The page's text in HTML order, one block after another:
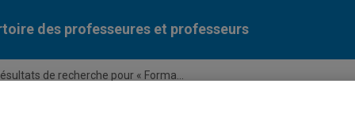
des professeures et professeurs
de recherche pour « Forma...